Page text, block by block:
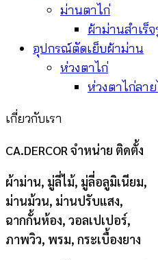
ม่านตาไก่
ผ้าม่านสำเร็
อุปกรณ์ตัดเย็บผ้าม่าน
ห่วงตาไก่
ห่วงตาไก่ลา
เกี่ยวกับเรา
CA.DERCOR จำหน่าย ติดตั้ง
ผ้าม่าน, มู่ลี่ไม้, มู่ลี่อลูมิเนียม,
ม่านม้วน, ม่านปรับแสง,
ฉากกั้นห้อง, วอลเปเปอร์,
ภาพวิว, พรม, กระเบื้องยาง